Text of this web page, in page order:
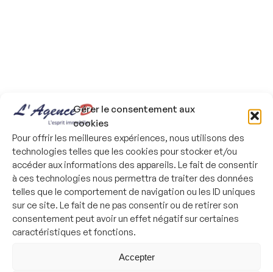
Gérer le consentement aux
cookies
Pour offrir les meilleures expériences, nous utilisons des
technologies telles que les cookies pour stocker et/ou
accéder aux informations des appareils. Le fait de consentir
à ces technologies nous permettra de traiter des données
telles que le comportement de navigation ou les ID uniques
sur ce site. Le fait de ne pas consentir ou de retirer son
consentement peut avoir un effet négatif sur certaines
caractéristiques et fonctions.
Accepter
1 2 3 4 5 6
Nous contacter